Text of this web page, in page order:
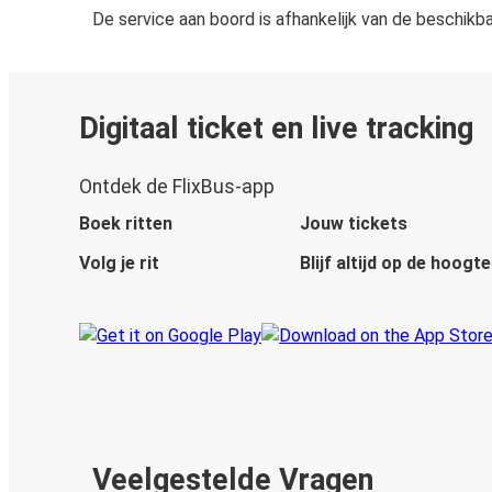
De service aan boord is afhankelijk van de
Digitaal ticket en live tracking
Ontdek de FlixBus-app
Boek ritten
Jouw tickets
Volg je rit
Blijf altijd op de hoogte
Veelgestelde Vragen